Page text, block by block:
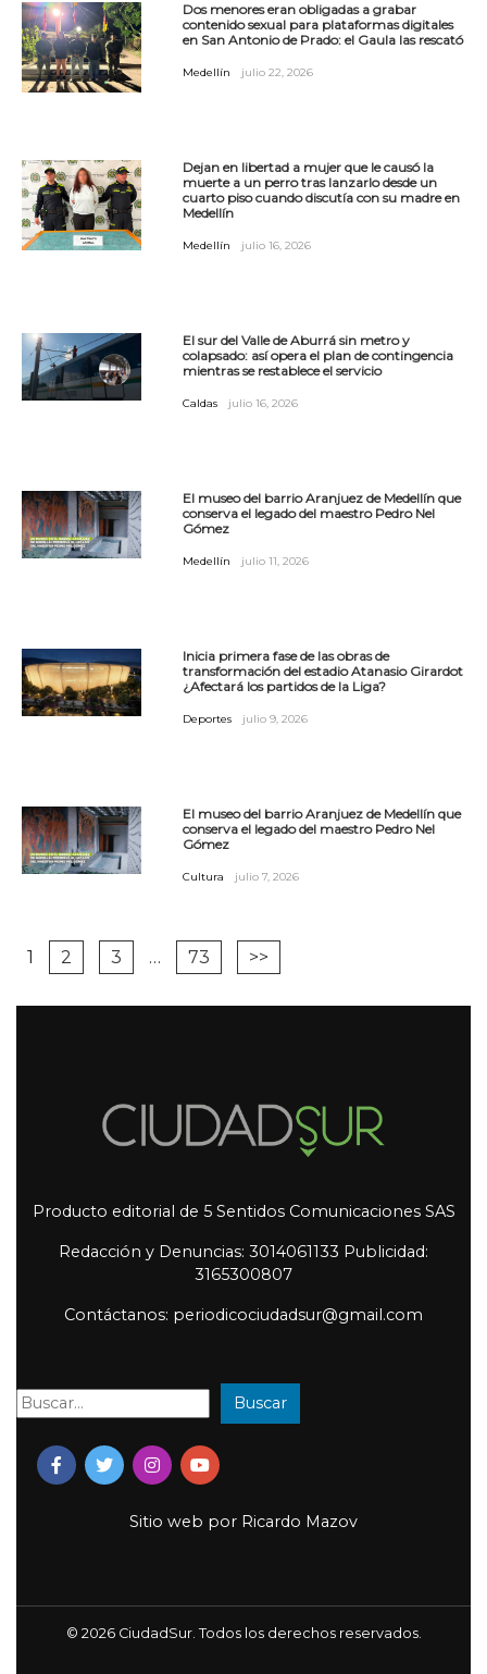
Dos menores eran obligadas a grabar
contenido sexual para plataformas digitales
en San Antonio de Prado: el Gaula las rescató
Medellín julio 22, 2026
Dejan en libertad a mujer que le causó la
muerte a un perro tras lanzarlo desde un
cuarto piso cuando discutía con su madre en
Medellín
Medellín julio 16, 2026
El sur del Valle de Aburrá sin metro y
colapsado: así opera el plan de contingencia
mientras se restablece el servicio
Caldas julio 16, 2026
El museo del barrio Aranjuez de Medellín que
conserva el legado del maestro Pedro Nel
Gómez
Medellín julio 11, 2026
Inicia primera fase de las obras de
transformación del estadio Atanasio Girardot
¿Afectará los partidos de la Liga?
Deportes julio 9, 2026
El museo del barrio Aranjuez de Medellín que
conserva el legado del maestro Pedro Nel
Gómez
Cultura julio 7, 2026
1 2 3 … 73 >>
Producto editorial de 5 Sentidos Comunicaciones SAS
Redacción y Denuncias: 3014061133 Publicidad:
3165300807
Contáctanos: periodicociudadsur@gmail.com
Buscar: Buscar
Sitio web por Ricardo Mazov
© 2026 CiudadSur. Todos los derechos reservados.